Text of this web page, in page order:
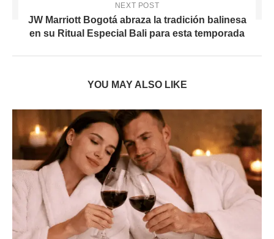
NEXT POST
JW Marriott Bogotá abraza la tradición balinesa
en su Ritual Especial Bali para esta temporada
YOU MAY ALSO LIKE